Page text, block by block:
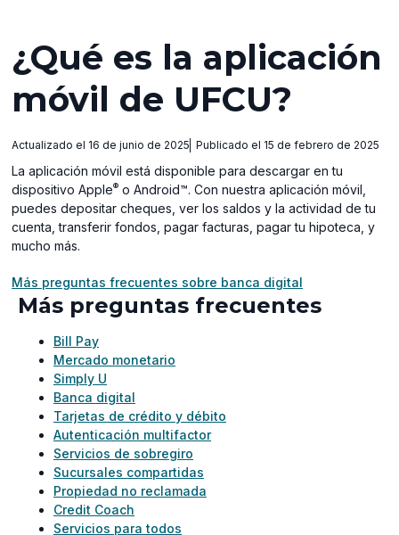
¿Qué es la aplicación
móvil de UFCU?
Actualizado el 16 de junio de 2025 Publicado el 15 de febrero de 2025
La aplicación móvil está disponible para descargar en tu
dispositivo Apple® o Android™. Con nuestra aplicación móvil,
puedes depositar cheques, ver los saldos y la actividad de tu
cuenta, transferir fondos, pagar facturas, pagar tu hipoteca, y
mucho más.
Más preguntas frecuentes sobre banca digital
Más preguntas frecuentes
Bill Pay
Mercado monetario
Simply U
Banca digital
Tarjetas de crédito y débito
Autenticación multifactor
Servicios de sobregiro
Sucursales compartidas
Propiedad no reclamada
Credit Coach
Servicios para todos